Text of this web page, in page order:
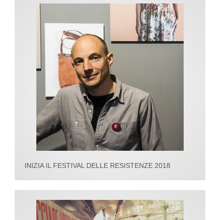
INIZIA IL FESTIVAL DELLE RESISTENZE 2018